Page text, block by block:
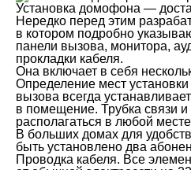
Установка домофона —
Нередко перед этим
в котором подробно
панели вызова, монитора,
прокладки кабеля.
Она включает в себя
Определение мест
вызова всегда
в помещение. Трубка связи и
располагаться в любой
В больших домах для
быть установлено два
Проводка кабеля. Все